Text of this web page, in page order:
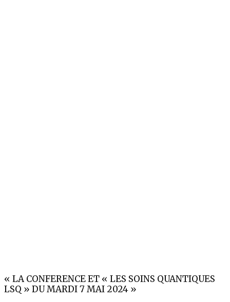
« LA CONFERENCE ET « LES SOINS QUANTIQUES
LSQ » DU MARDI 7 MAI 2024 »